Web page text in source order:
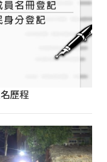
歷程